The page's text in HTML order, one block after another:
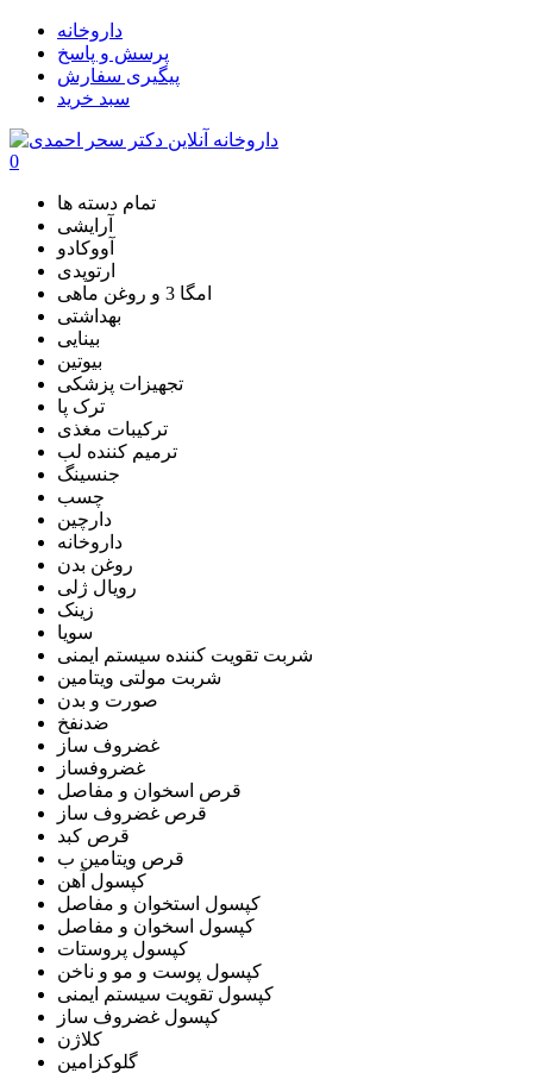
داروخانه
پرسش و پاسخ
پیگیری سفارش
سبد خرید
0
تمام دسته ها
آرایشی
آووکادو
ارتوپدی
امگا 3 و روغن ماهی
بهداشتی
بینایی
بیوتین
تجهیزات پزشکی
ترک پا
ترکیبات مغذی
ترمیم کننده لب
جنسینگ
چسب
دارچین
داروخانه
روغن بدن
رویال ژلی
زینک
سویا
شربت تقویت کننده سیستم ایمنی
شربت مولتی ویتامین
صورت و بدن
ضدنفخ
غضروف ساز
غضروفساز
قرص اسخوان و مفاصل
قرص غضروف ساز
قرص کبد
قرص ویتامین ب
کپسول آهن
کپسول استخوان و مفاصل
کپسول اسخوان و مفاصل
کپسول پروستات
کپسول پوست و مو و ناخن
کپسول تقویت سیستم ایمنی
کپسول غضروف ساز
کلاژن
گلوکزامین